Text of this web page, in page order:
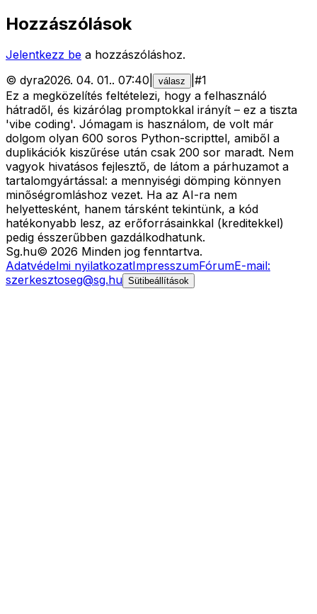
Hozzászólások
Jelentkezz be a hozzászóláshoz.
© dyra2026. 04. 01.. 07:40 válasz #1
Ez a megközelítés feltételezi, hogy a felhasználó
hátradől, és kizárólag promptokkal irányít – ez a tiszta
'vibe coding'. Jómagam is használom, de volt már
dolgom olyan 600 soros Python-scripttel, amiből a
duplikációk kiszűrése után csak 200 sor maradt. Nem
vagyok hivatásos fejlesztő, de látom a párhuzamot a
tartalomgyártással: a mennyiségi dömping könnyen
minőségromláshoz vezet. Ha az AI-ra nem
helyettesként, hanem társként tekintünk, a kód
hatékonyabb lesz, az erőforrásainkkal (kreditekkel)
pedig ésszerűbben gazdálkodhatunk.
Sg.hu© 2026 Minden jog fenntartva.
Adatvédelmi nyilatkozatImpresszumFórumE-mail:
szerkesztoseg@sg.hu Sütibeállítások